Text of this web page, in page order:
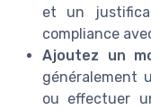
et un
compliance
Ajoutez un
généralement
ou effectuer